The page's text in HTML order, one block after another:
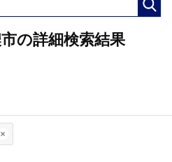
の詳細検索結果